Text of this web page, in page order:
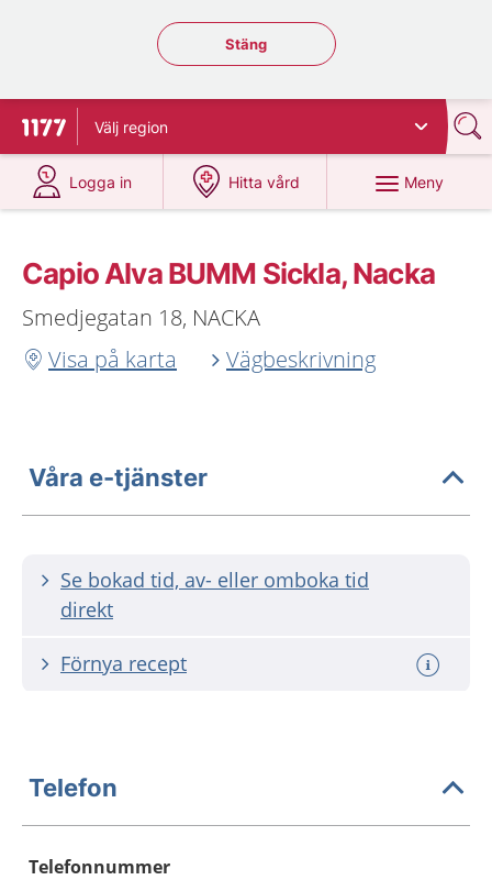
Stäng regionsväljaren
Stäng
Till startsidan för 1177
Välj region
Logga in
på 1177.se
Hitta vård
på 1177.se
Meny
Capio Alva BUMM Sickla, Nacka
Smedjegatan 18, NACKA
Visa på karta
Vägbeskrivning
Våra e-tjänster
Se bokad tid, av- eller omboka tid
direkt
Förnya recept
Telefon
Telefonnummer